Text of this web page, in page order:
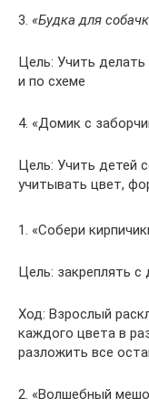
3. «Будка для
Цель: Учить
и по схеме
4. «Домик с
Цель: Учить детей
учитывать цвет,
1. «Собери
Цель: закреплять с
Ход: Взрослый
каждого цвета в
разложить все
2. «Волшебный